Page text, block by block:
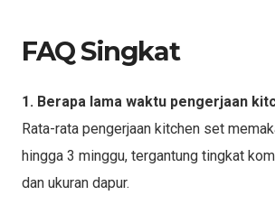
FAQ Singkat
1. Berapa lama waktu pengerjaan
Rata-rata pengerjaan kitchen set
hingga 3 minggu, tergantung tingkat
dan ukuran dapur.